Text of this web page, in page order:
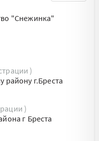
"Снежинка"
)
г.Бреста
)
г Бреста